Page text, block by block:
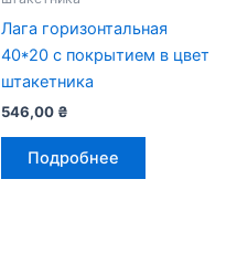
Лага горизонтальная
40*20 с покрытием в цвет
штакетника
546,00 ₴
Подробнее